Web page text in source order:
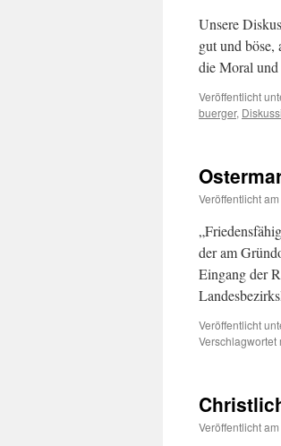
Unsere
gut und böse,
die Moral
Veröffentlicht
buerger,
Veröffentlicht am
der am
Eingang der
Veröffentlicht
Verschlagwortet
Veröffentlicht am